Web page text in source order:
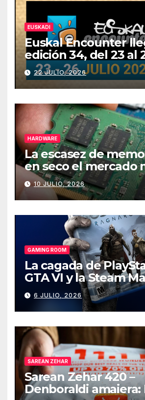
EUSKADI
Euskal Encounter
edición 34, del 23 al
julio
22 JULIO, 2026
HARDWARE
La escasez de
en seco el mercado
de PCs
10 JULIO, 2026
GAMING ROOM
La cagada de
GTA VI y la Steam
Gaming Room #130
6 JULIO, 2026
SAREAN ZEHAR
Sarean Zehar 420 –
Denboraldi amaiera: